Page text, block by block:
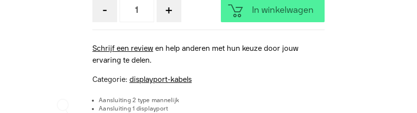
- + In winkelwagen
Schrijf een review en help anderen met hun keuze door jouw
ervaring te delen.
Categorie: displayport-kabels
Aansluiting 2 type mannelijk
Aansluiting 1 displayport